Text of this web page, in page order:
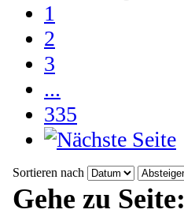
1
2
3
...
335
Sortieren nach
Gehe zu Seite: